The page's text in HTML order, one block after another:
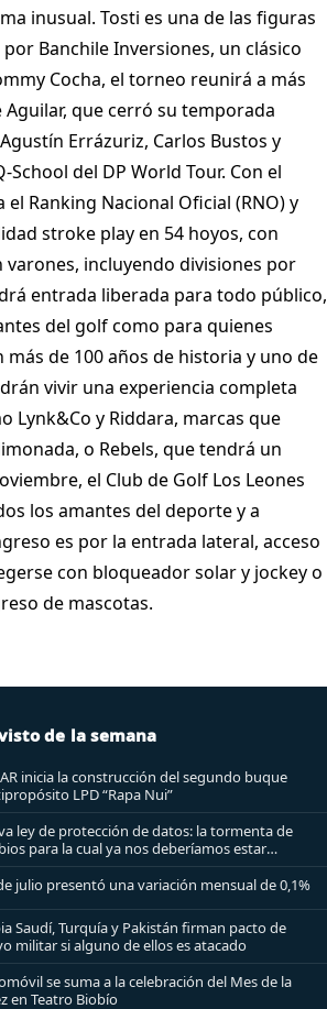
inusual. Tosti es una de las figuras
Banchile Inversiones, un clásico
Cocha, el torneo reunirá a más
que cerró su temporada
Errázuriz, Carlos Bustos y
del DP World Tour. Con el
Ranking Nacional Oficial (RNO) y
stroke play en 54 hoyos, con
incluyendo divisiones por
entrada liberada para todo público,
del golf como para quienes
de 100 años de historia y uno de
vivir una experiencia completa
Lynk&Co y Riddara, marcas que
o Rebels, que tendrá un
el Club de Golf Los Leones
los amantes del deporte y a
es por la entrada lateral, acceso
con bloqueador solar y jockey o
de mascotas.
de la semana
inicia la construcción del segundo buque
LPD “Rapa Nui”
ley de protección de datos: la tormenta de
para la cual ya nos deberíamos estar
julio presentó una variación mensual de 0,1%
Saudí, Turquía y Pakistán firman pacto de
militar si alguno de ellos es atacado
se suma a la celebración del Mes de la
en Teatro Biobío